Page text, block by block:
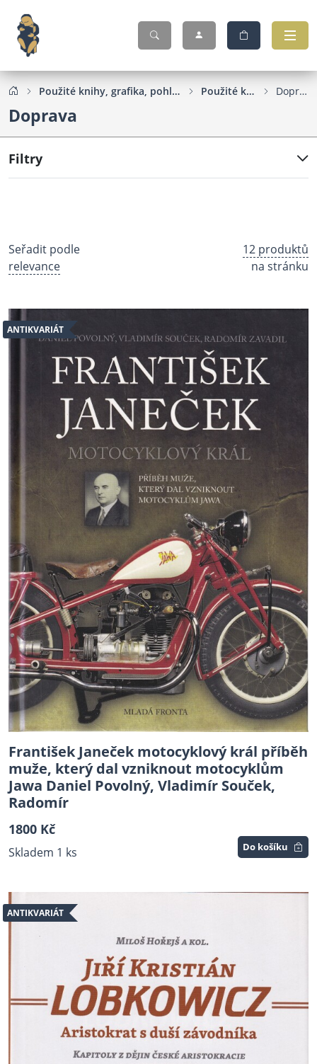
Použité knihy, grafika, pohlednice... Použité knihy Doprava
Doprava
Filtry
Seřadit podle
relevance
12 produktů
na stránku
ANTIKVARIÁT
František Janeček motocyklový král příběh
muže, který dal vzniknout motocyklům
Jawa Daniel Povolný, Vladimír Souček,
Radomír
1800 Kč
Skladem 1 ks Do košíku
ANTIKVARIÁT